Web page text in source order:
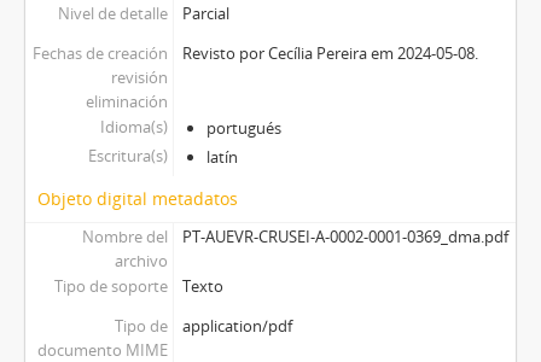
Nivel de detalle
Parcial
Fechas de creación
revisión
eliminación
Revisto por Cecília Pereira em 2024-05-08.
Idioma(s)
portugués
Escritura(s)
latín
Objeto digital metadatos
Nombre del
archivo
PT-AUEVR-CRUSEI-A-0002-0001-0369_dma.pdf
Tipo de soporte
Texto
Tipo de
documento MIME
application/pdf